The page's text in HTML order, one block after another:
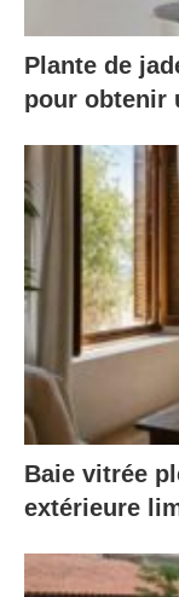
Plante de
pour obtenir
Baie vitrée
extérieure